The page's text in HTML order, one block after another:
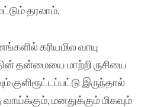
தரலாம்.
கரியமில வாயு
தன்மையை மாற்றி ருசியை
குளிரூட்டப்பட்டு இருந்தால்
மனதுக்கும் மிகவும்